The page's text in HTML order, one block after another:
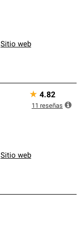
Sitio web
Sitio web
★ 4.82
11 reseñas